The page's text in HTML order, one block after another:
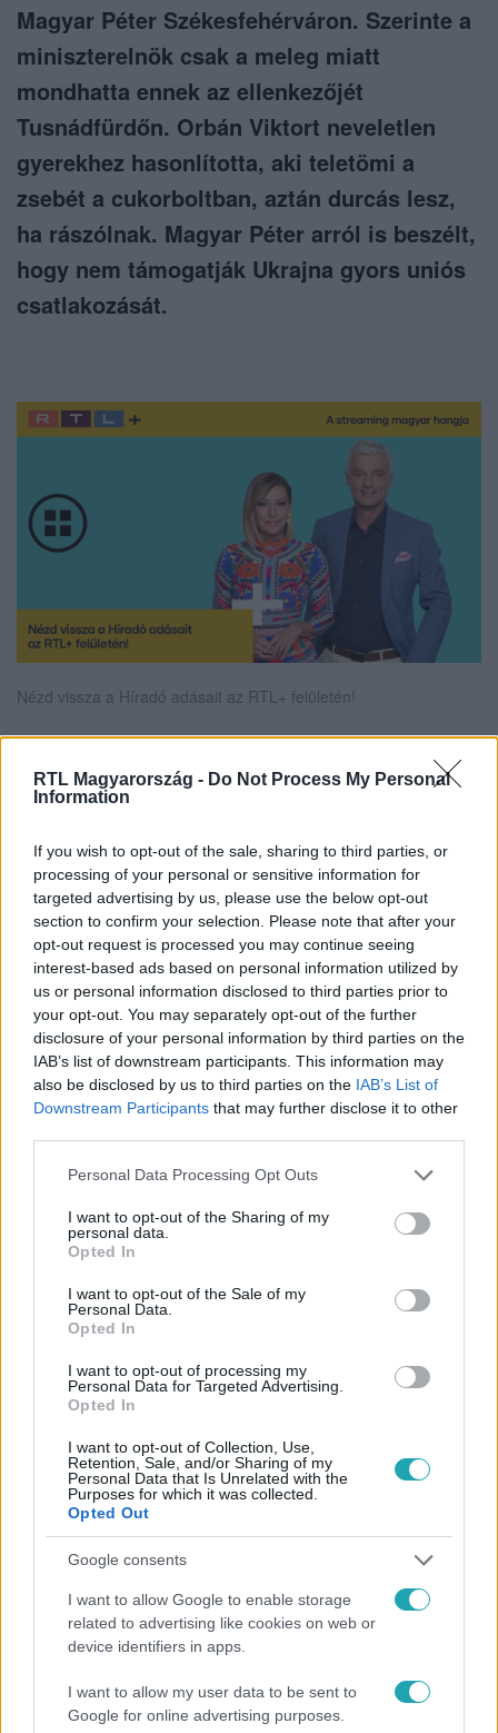
RTL Magyarország - Do Not Process My Personal
Information
If you wish to opt-out of the sale, sharing to third parties, or
processing of your personal or sensitive information for
targeted advertising by us, please use the below opt-out
section to confirm your selection. Please note that after your
opt-out request is processed you may continue seeing
interest-based ads based on personal information utilized by
us or personal information disclosed to third parties prior to
your opt-out. You may separately opt-out of the further
disclosure of your personal information by third parties on the
IAB’s list of downstream participants. This information may
also be disclosed by us to third parties on the IAB’s List of
Downstream Participants that may further disclose it to other
Please note that this website/app uses one or more Google
not limited to your visit or usage behaviour. You may click to
grant or deny consent to Google and its third-party tags to
use your data for below specified purposes in below Google
consent section.
Personal Data Processing Opt Outs
I want to opt-out of the Sharing of my
personal data.
Opted In
I want to opt-out of the Sale of my
Personal Data.
Opted In
I want to opt-out of processing my
Personal Data for Targeted Advertising.
Opted In
I want to opt-out of Collection, Use,
Retention, Sale, and/or Sharing of my
Personal Data that Is Unrelated with the
Purposes for which it was collected.
Opted Out
Google consents
I want to allow Google to enable storage
related to advertising like cookies on web or
device identifiers in apps.
I want to allow my user data to be sent to
Google for online advertising purposes.
Magyar Péter Székesfehérváron. Szerinte a
miniszterelnök csak a meleg miatt
mondhatta ennek az ellenkezőjét
Tusnádfürdőn. Orbán Viktort neveletlen
gyerekhez hasonlította, aki teletömi a
zsebét a cukorboltban, aztán durcás lesz,
ha rászólnak. Magyar Péter arról is beszélt,
hogy nem támogatják Ukrajna gyors uniós
csatlakozását.
Nézd vissza a Híradó adásait az RTL+ felületén!
Itt állítsd be, hogy az RTL.hu az elsők között
Kövess minket, és értesülj a friss hírekről a
HÍRADÓ
TISZA PÁRT # MAGYAR PÉTER # BESZÉD
SZÉKESFEHÉRVÁR
UKRAJNA #CSATLAKOZÁS #EURÓPAI UNIÓ
KÉTHARMADOS TÖBBSÉG
Népszerű